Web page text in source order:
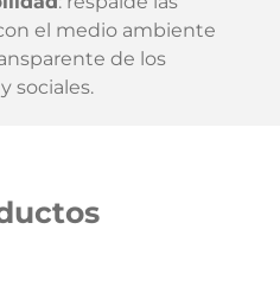
el medio ambiente
de los
sociales.